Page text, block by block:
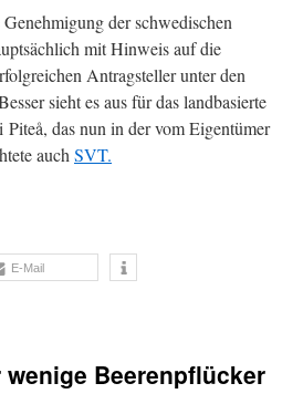
der schwedischen
mit Hinweis auf die
Antragsteller unter den
sieht es aus für das landbasierte
das nun in der vom Eigentümer
auch SVT.
E-Mail
Beerenpflücker